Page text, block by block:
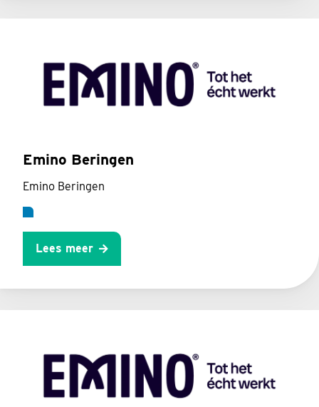
Emino Beringen
Emino Beringen
Lees meer